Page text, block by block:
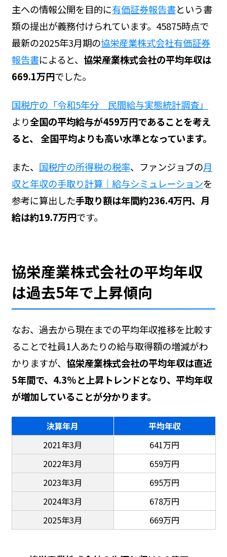
主への情報公開を目的に有価証券報告書という書
類の提出が義務付けられています。45875時点で
最新の2025年3月期の協栄産業株式会社有価証券
報告書によると、 協栄産業株式会社の平均年収は
669.1万円でした。
国税庁の「令和5年分 民間給与実態統計調査」
より全国の平均給与が459万円であることを考え
ると、 全国平均よりも高い水準となっています。
また、 国税庁の所得税の税率、ファンジョブの月
収と年収の手取り計算｜給与シミュレーションを
参考に算出した手取り額は年間約236.4万円、月
給は約19.7万円です。
協栄産業株式会社の平均年収
は過去5年で上昇傾向
なお、過去から現在までの平均年収推移を比較す
ることで社員1人あたりの給与取得額の増減がわ
かりますが、 協栄産業株式会社の平均年収は直近
5年間で、4.3%と上昇トレンドとなり、平均年収
が増加していることが分かります。
決算年月
平均年収
2021年3月
641万円
2022年3月
659万円
2023年3月
695万円
2024年3月
678万円
2025年3月
669万円